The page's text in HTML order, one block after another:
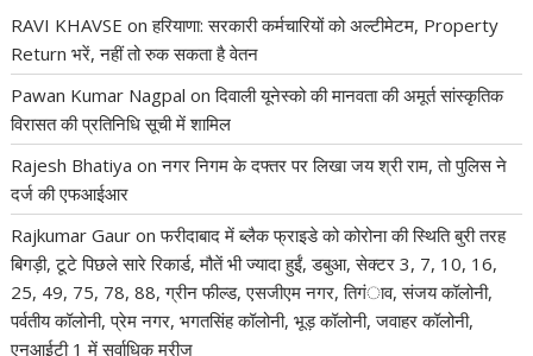
RAVI KHAVSE onहरियाणा: सरकारी कर्मचारियों को अल्टीमेटम, Property
Return भरें, नहीं तो रुक सकता है वेतन
Pawan Kumar Nagpal onदिवाली यूनेस्को की मानवता की अमूर्त सांस्कृतिक
विरासत की प्रतिनिधि सूची में शामिल
Rajesh Bhatiya onनगर निगम के दफ्तर पर लिखा जय श्री राम, तो पुलिस ने
दर्ज की एफआईआर
Rajkumar Gaur onफरीदाबाद में ब्लैक फ्राइडे को कोरोना की स्थिति बुरी तरह
बिगड़ी, टूटे पिछले सारे रिकार्ड, मौतें भी ज्यादा हुईं, डबुआ, सेक्टर 3, 7, 10, 16,
25, 49, 75, 78, 88, ग्रीन फील्ड, एसजीएम नगर, तिगंाव, संजय कॉलोनी,
पर्वतीय कॉलोनी, प्रेम नगर, भगतसिंह कॉलोनी, भूड़ कॉलोनी, जवाहर कॉलोनी,
एनआईटी 1 में सर्वाधिक मरीज